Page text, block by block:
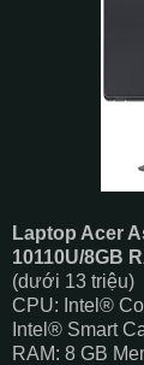
Laptop Acer
10110U/8GB
(dưới 13 triệu)
CPU: Intel®
Intel® Smart
RAM: 8 GB